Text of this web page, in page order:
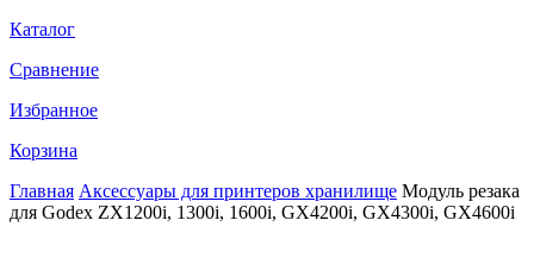
Каталог
Сравнение
Избранное
Корзина
Главная Аксессуары для принтеров хранилище Модуль резака
для Godex ZX1200i, 1300i, 1600i, GX4200i, GX4300i, GX4600i